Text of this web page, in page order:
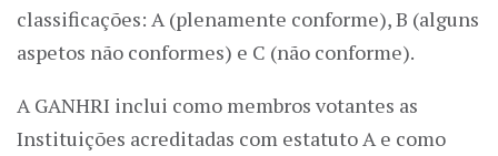
classificações: A (plenamente conforme), B (alguns
aspetos não conformes) e C (não conforme).
A GANHRI inclui como membros votantes as
Instituições acreditadas com estatuto A e como